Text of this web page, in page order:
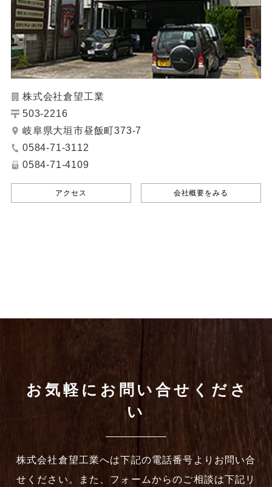
株式会社倉望工業
503-2216
岐阜県大垣市昼飯町373-7
0584-71-3112
0584-71-4109
アクセス 会社概要をみる
お気軽にお問い合せくださ
い
株式会社倉望工業へは下記の電話番号よりお問い合
せください。また、フォームからのご相談は下記リ